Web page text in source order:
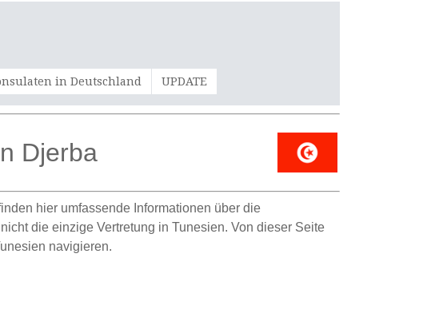
in Deutschland UPDATE
Djerba
hier umfassende Informationen über die
die einzige Vertretung in Tunesien. Von dieser Seite
navigieren.